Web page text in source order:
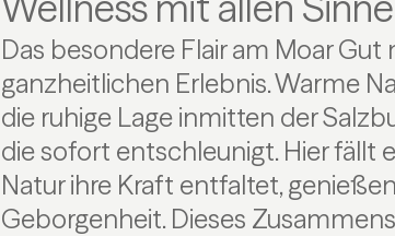
Das besondere Flair am Moar
ganzheitlichen Erlebnis. Warme
die ruhige Lage inmitten der
die sofort entschleunigt. Hier fällt
Natur ihre Kraft entfaltet,
Geborgenheit. Dieses